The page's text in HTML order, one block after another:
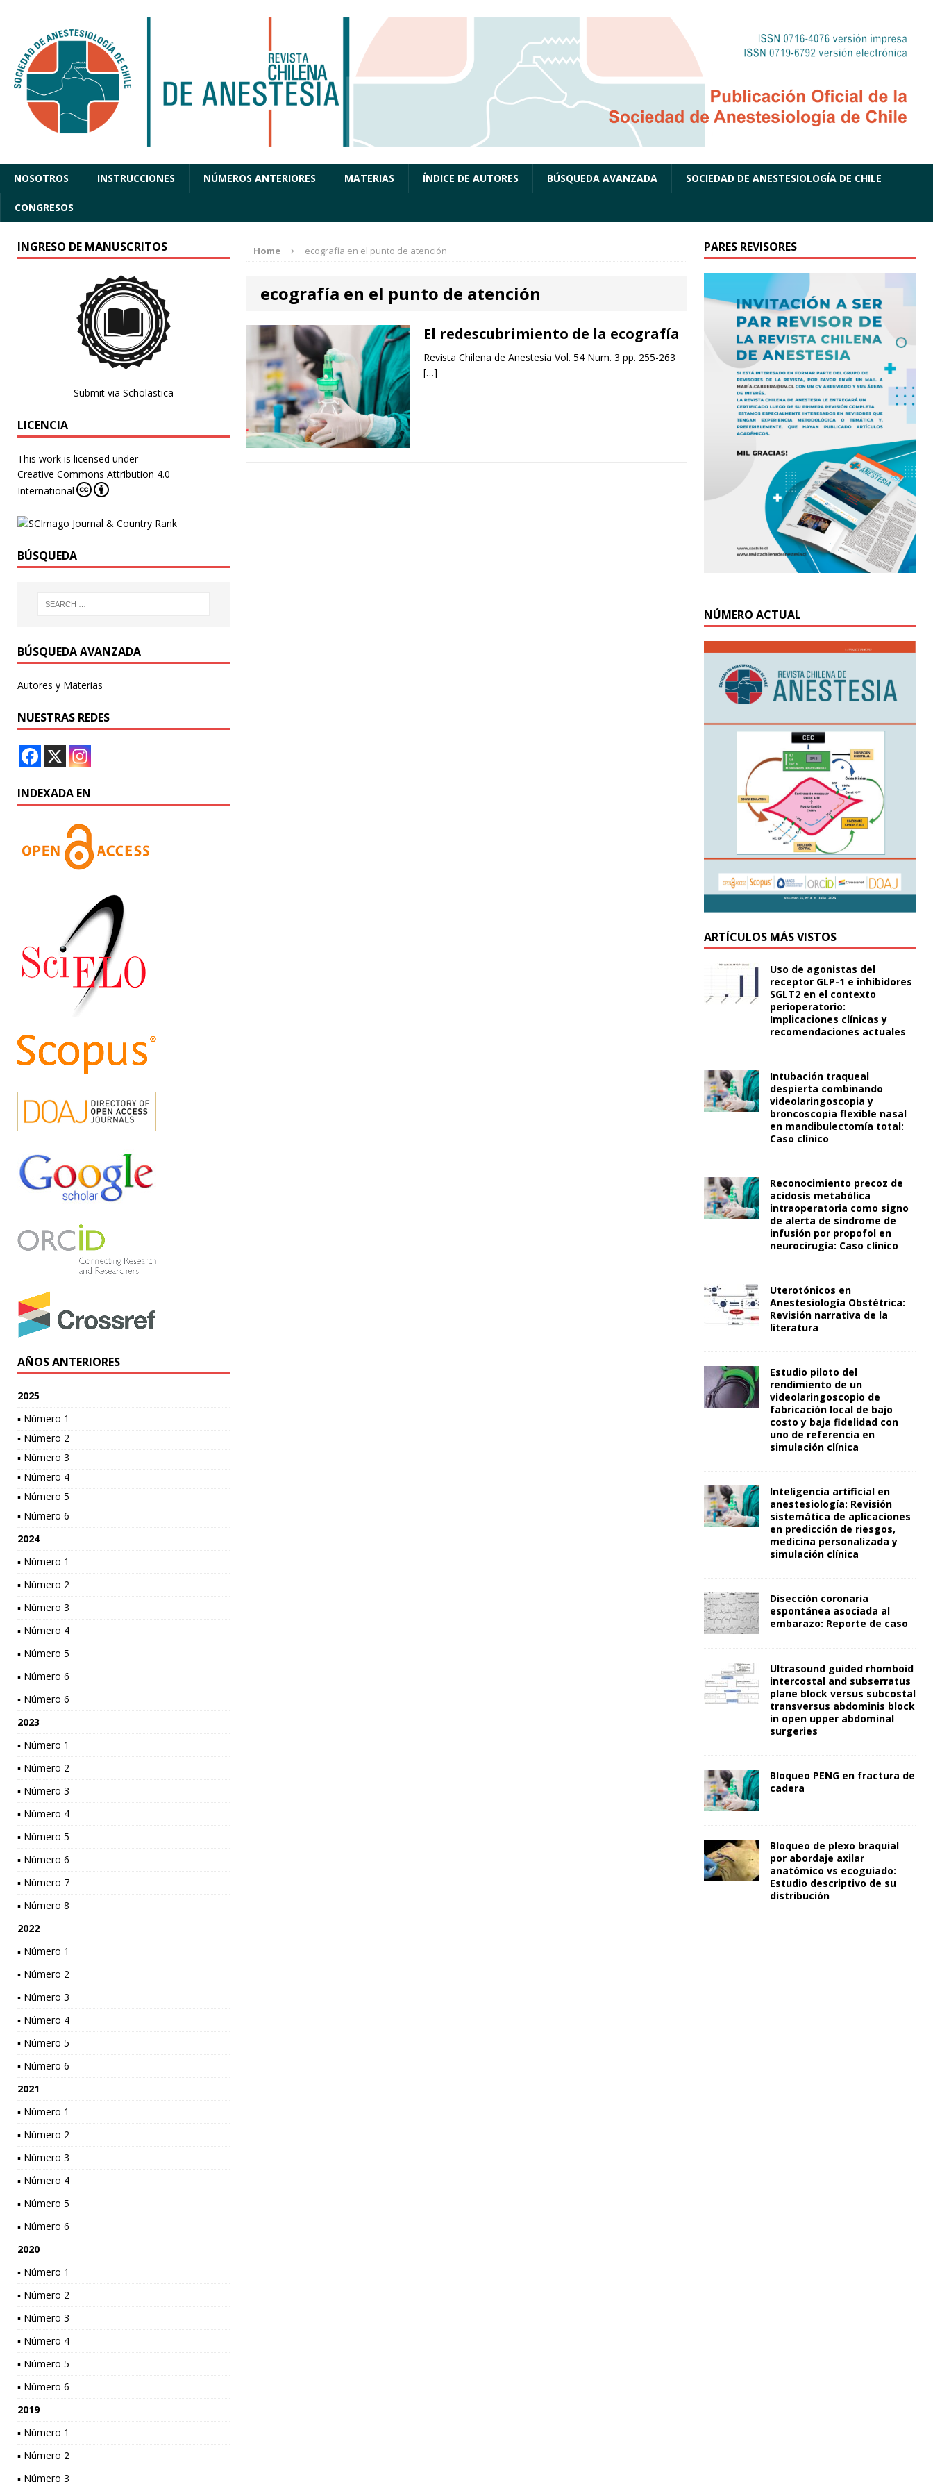
NOSOTROS INSTRUCCIONES NÚMEROS ANTERIORES MATERIAS ÍNDICE DE AUTORES BÚSQUEDA AVANZADA SOCIEDAD DE ANESTESIOLOGÍA DE CHILE
CONGRESOS
Home ecografía en el punto de atención
ecografía en el punto de atención
El redescubrimiento de la ecografía
Revista Chilena de Anestesia Vol. 54 Num. 3 pp. 255-263
[…]
INGRESO DE MANUSCRITOS
Submit via Scholastica
LICENCIA
This work is licensed under
Creative Commons Attribution 4.0
International
BÚSQUEDA
BÚSQUEDA AVANZADA
Autores y Materias
NUESTRAS REDES
INDEXADA EN
AÑOS ANTERIORES
2025
▪ Número 1
▪ Número 2
▪ Número 3
▪ Número 4
▪ Número 5
▪ Número 6
2024
▪ Número 1
▪ Número 2
▪ Número 3
▪ Número 4
▪ Número 5
▪ Número 6
▪ Número 6
2023
▪ Número 1
▪ Número 2
▪ Número 3
▪ Número 4
▪ Número 5
▪ Número 6
▪ Número 7
▪ Número 8
2022
▪ Número 1
▪ Número 2
▪ Número 3
▪ Número 4
▪ Número 5
▪ Número 6
2021
▪ Número 1
▪ Número 2
▪ Número 3
▪ Número 4
▪ Número 5
▪ Número 6
2020
▪ Número 1
▪ Número 2
▪ Número 3
▪ Número 4
▪ Número 5
▪ Número 6
2019
▪ Número 1
▪ Número 2
▪ Número 3
PARES REVISORES
NÚMERO ACTUAL
ARTÍCULOS MÁS VISTOS
Uso de agonistas del
receptor GLP-1 e inhibidores
SGLT2 en el contexto
perioperatorio:
Implicaciones clínicas y
recomendaciones actuales
Intubación traqueal
despierta combinando
videolaringoscopia y
broncoscopia flexible nasal
en mandibulectomía total:
Caso clínico
Reconocimiento precoz de
acidosis metabólica
intraoperatoria como signo
de alerta de síndrome de
infusión por propofol en
neurocirugía: Caso clínico
Uterotónicos en
Anestesiología Obstétrica:
Revisión narrativa de la
literatura
Estudio piloto del
rendimiento de un
videolaringoscopio de
fabricación local de bajo
costo y baja fidelidad con
uno de referencia en
simulación clínica
Inteligencia artificial en
anestesiología: Revisión
sistemática de aplicaciones
en predicción de riesgos,
medicina personalizada y
simulación clínica
Disección coronaria
espontánea asociada al
embarazo: Reporte de caso
Ultrasound guided rhomboid
intercostal and subserratus
plane block versus subcostal
transversus abdominis block
in open upper abdominal
surgeries
Bloqueo PENG en fractura de
cadera
Bloqueo de plexo braquial
por abordaje axilar
anatómico vs ecoguiado:
Estudio descriptivo de su
distribución